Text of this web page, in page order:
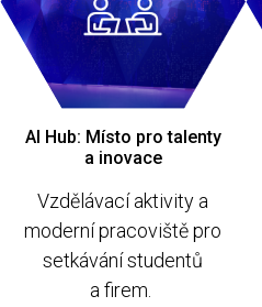
AI Hub: Místo pro talenty
a inovace
Vzdělávací aktivity a
moderní pracoviště pro
setkávání studentů
a firem.